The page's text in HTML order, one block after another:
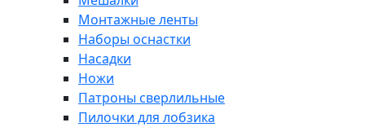
Монтажные ленты
Наборы оснастки
Насадки
Ножи
Патроны сверлильные
Пилочки для лобзика